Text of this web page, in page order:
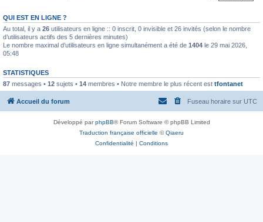
QUI EST EN LIGNE ?
Au total, il y a 26 utilisateurs en ligne :: 0 inscrit, 0 invisible et 26 invités (selon le nombre
d’utilisateurs actifs des 5 dernières minutes)
Le nombre maximal d’utilisateurs en ligne simultanément a été de 1404 le 29 mai 2026,
05:48
STATISTIQUES
87 messages • 12 sujets • 14 membres • Notre membre le plus récent est tfontanet
Accueil du forum Fuseau horaire sur UTC
Développé parphpBB® Forum Software © phpBB Limited
Traduction française officielle ©Qiaeru
Confidentialité | Conditions